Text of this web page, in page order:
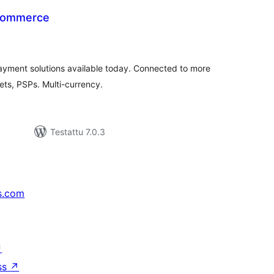
solutions available today. Connected to more
PSPs. Multi-currency.
Testattu 7.0.3
↗